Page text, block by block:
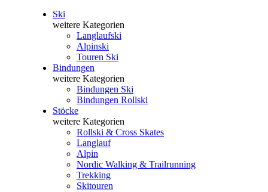
Ski
weitere Kategorien
Langlaufski
Alpinski
Touren Ski
Bindungen
weitere Kategorien
Bindungen Ski
Bindungen Rollski
Stöcke
weitere Kategorien
Rollski & Cross Skates
Langlauf
Alpin
Nordic Walking & Trailrunning
Trekking
Skitouren